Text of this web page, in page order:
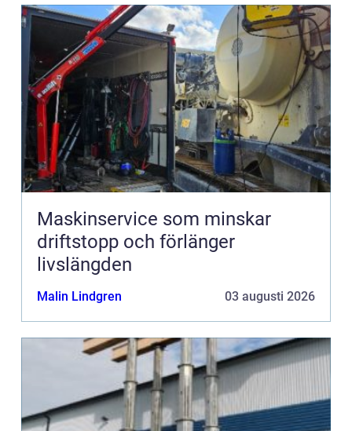
Maskinservice som minskar
driftstopp och förlänger
livslängden
Malin Lindgren 03 augusti 2026